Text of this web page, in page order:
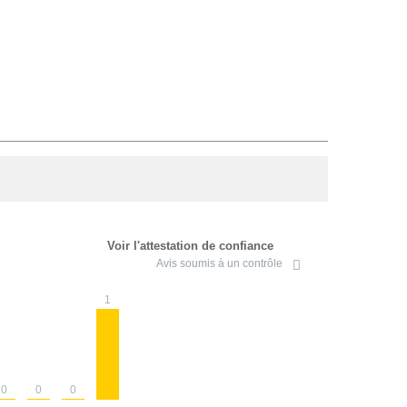
Voir l'attestation de confiance
Avis soumis à un contrôle
0 0 0
1